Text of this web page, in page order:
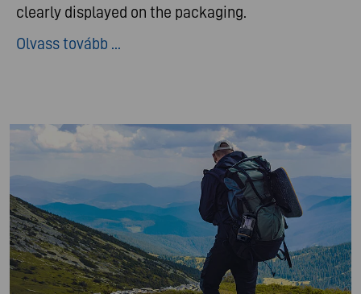
clearly displayed on the packaging.
Olvass tovább ...